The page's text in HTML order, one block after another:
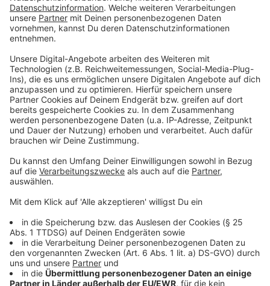
Kürbis-Lifehack 3: Sägespäne benutzen
Anzeige
Für die Feuchtigkeit im Innenleben eines Kürbis, die
innerhalb weniger Tage zu Schimmel führen könnte, ist
es ratsam, neben Trockentupfen der Innenwände
(bspw. mit Küchentüchern) Sägespäne auszulegen.
Denn: Die Sägespäne können einen gewissen Teil der
vorhandenen Flüssigkeit absorbieren und so dafür
beginnt.
© picture alliance/dpa | Klaus-Dietmar Gabbert
Anzeige